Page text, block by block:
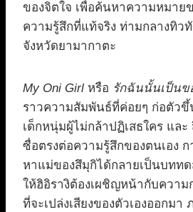
ของจิตใจ เพื่อค้นหาความหมาย
ความรู้สึกที่แท้จริง ท่ามกลางทิว
จังหวัดยามากาตะ
My Oni Girl หรือ รักฉันนั้นเป็นข
ราวความสัมพันธ์ที่ค่อยๆ ก่อตัวขึ้
เด็กหนุ่มผู้ไม่กล้าปฏิเสธใคร และ
ซื่อตรงต่อความรู้สึกของตนเอง ก
หาแม่ของสึมุกิได้กลายเป็นบทท
ให้ฮิอิรางิต้องเผชิญหน้ากับความ
ที่จะเปล่งเสียงของตัวเองออกมา